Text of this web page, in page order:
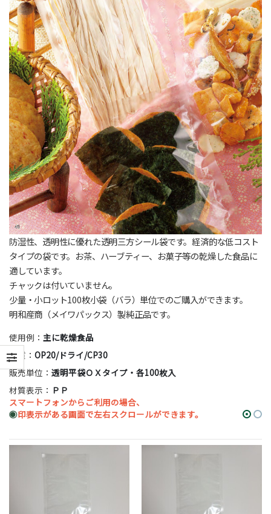
防湿性、透明性に優れた透明三方シール袋です。経済的な低コスト
タイプの袋です。お茶、ハーブティー、お菓子等の乾燥した食品に
適しています。
チャックは付いていません。
少量・小ロット100枚小袋（バラ）単位でのご購入ができます。
明和産商（メイワパックス）製純正品です。
使用例：主に乾燥食品
材質：OP20/ドライ/CP30
販売単位：透明平袋ＯＸタイプ・各100枚入
材質表示： ＰＰ
スマートフォンからご利用の場合、
◉印表示がある画面で左右スクロールができます。